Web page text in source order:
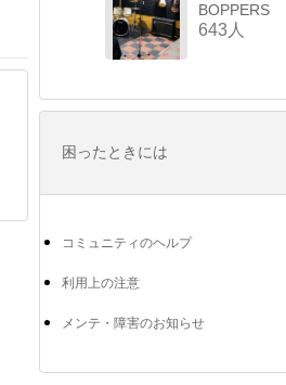
BOPPERS
643人
困ったときには
コミュニティのヘルプ
利用上の注意
メンテ・障害のお知らせ